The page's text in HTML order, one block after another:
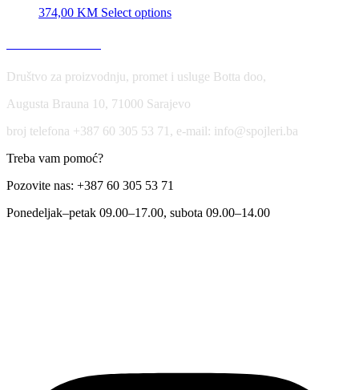
374,00 KM Select options
Društvo za proizvodnju, promet i usluge Botta doo,
Augusta Brauna 10, 71000 Sarajevo
broj telefona +387 60 305 53 71, e-mail: info@spojleri.ba
Treba vam pomoć?
Pozovite nas: +387 60 305 53 71
Ponedeljak–petak 09.00–17.00, subota 09.00–14.00